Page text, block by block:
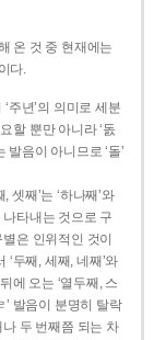
온 것 중 현재에는
다.
‘주년’의 의미로 세분
할 뿐만 아니라 ‘돐
발음이 아니므로 ‘돌’
셋째’는 ‘하나째’와
나타내는 것으로 구
은 인위적인 것이
‘두째, 세째, 네째’와
에 오는 ‘열두째, 스
’ 발음이 분명히 탈락
두 번째쯤 되는 차